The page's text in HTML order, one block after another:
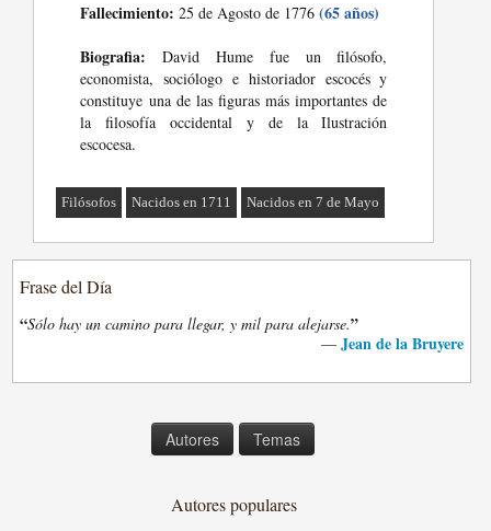
Fallecimiento: 25 de Agosto de 1776(65 años)
Biografia: David Hume fue un filósofo,
economista, sociólogo e historiador escocés y
constituye una de las figuras más importantes de
la filosofía occidental y de la Ilustración
escocesa.
Filósofos Nacidos en 1711 Nacidos en 7 de Mayo
Frase del Día
“Sólo hay un camino para llegar, y mil para alejarse.”
— Jean de la Bruyere
Autores Temas
Autores populares